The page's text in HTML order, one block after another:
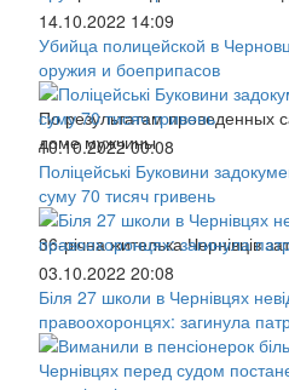
14.10.2022 14:09
Убийца полицейской в
оружия и боеприпасов
По результатам проведенных
доме мужчины
10.10.2022 00:08
Поліцейські Буковини
суму 70 тисяч гривень
36-річна жителька Чернівців
03.10.2022 20:08
Біля 27 школи в Чернівцях
правоохоронцях: загинула